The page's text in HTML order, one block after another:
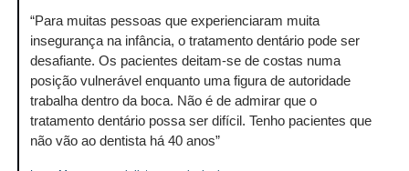
“Para muitas pessoas que experienciaram muita
insegurança na infância, o tratamento dentário pode ser
desafiante. Os pacientes deitam-se de costas numa
posição vulnerável enquanto uma figura de autoridade
trabalha dentro da boca. Não é de admirar que o
tratamento dentário possa ser difícil. Tenho pacientes que
não vão ao dentista há 40 anos”